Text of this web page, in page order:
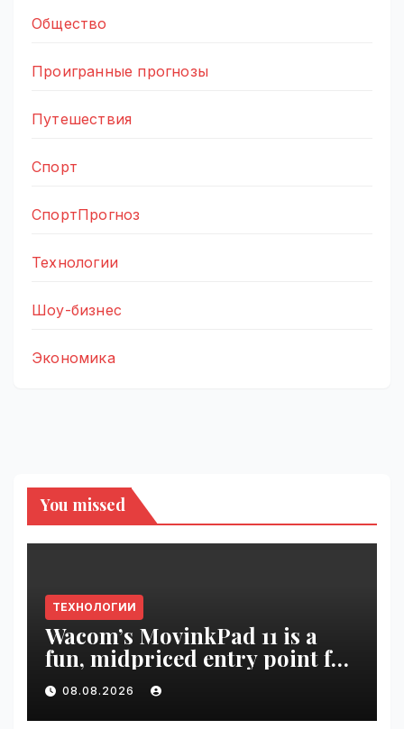
Общество
Проигранные прогнозы
Путешествия
Спорт
СпортПрогноз
Технологии
Шоу-бизнес
Экономика
You missed
ТЕХНОЛОГИИ
Wacom’s MovinkPad 11 is a
fun, midpriced entry point for
digital artists | VseTime.ru
08.08.2026